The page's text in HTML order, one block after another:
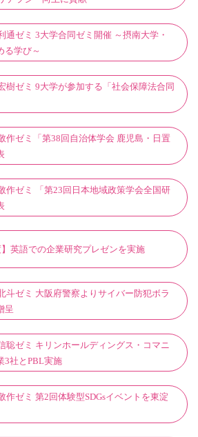
通ゼミ 3大学合同ゼミ開催 ～摂南大学・
る学び～
樹ゼミ 9大学が参加する「社会保障法合同
作ゼミ「第38回自治体学会 鹿児島・日置
作ゼミ 「第23回日本地域政策学会全国研
】英語での企業研究プレゼンを実施
斗ゼミ 大阪府警察よりサイバー防犯ボラ
呈
聡ゼミ キリンホールディングス・コマニ
3社とPBL実施
作ゼミ 第2回体験型SDGsイベントを東淀